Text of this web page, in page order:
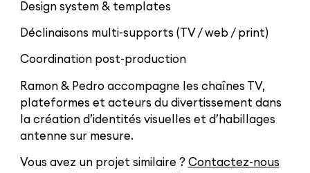
Design system & templates
Déclinaisons multi-supports (TV / web / print)
Coordination post-production
Ramon & Pedro accompagne les chaînes TV,
plateformes et acteurs du divertissement dans
la création d’identités visuelles et d’habillages
antenne sur mesure.
Vous avez un projet similaire ? Contactez-nous